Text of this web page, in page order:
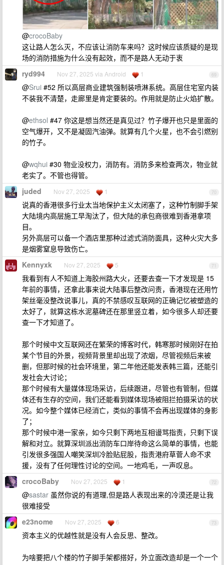
@crocoBaby
这让路人怎么灭，不应该让消防车来吗？这时候应该质疑的是现
场的消防措施为什么没有起效，而不是路人无动于衷
69
ryd994 Nov 27, 2025 via Android 1
@Srui #52 所以高层商业建筑强制装喷淋系统。高层住宅室内装
不装我不清楚，走廊里是肯定要装的。作用就是防止火焰扩散。
@ethsol #47 你这是想当然还是真见过？竹子爆开也只是里面的
空气爆开，又不是凝固汽油弹。就算有几个火星，也不会引燃别
的竹子。
@wqhui #30 物业没权力，消防有。消防多来检查两次，物业就
老实了。不管也得管。
70
juded Nov 27, 2025 1
说真的香港很多行业太当地保护主义太闭塞了，这种竹制脚手架
大陆境内高层施工早淘汰了，但大陆的承包商很难到香港拿项
目。
另外高层可以备一个酒店里那种过滤式消防面具，这种火灾大多
是烟雾窒息导致伤亡。
71
Kennyxk Nov 27, 2025 5
我看到有人不知道上海胶州路大火，还要去查一下才发现是 15
年前的事情，还拿此事来说大陆事后整改问责，香港现在还用竹
架丝毫没整改说事儿，真的不禁感叹互联网的正确记忆被塑造的
太好了，就算这栋水泥墓碑还在那里竖立着，如今很多人却还要
查一下才知道了。
那个时候中文互联网还在繁荣的博客时代，韩寒那时候刚好在拍
某个节目的外景，视频背景里却出现了浓烟，尽管视频后来被
删，但那时候的社会环境里，第二年他还能发表韩三篇，还能引
发社会大讨论；
那个时候有大量媒体现场采访，后续跟进，尽管也有管制，但媒
体还有生存的空间，我们还能看到媒体现场被阻拦拍摄采访的状
况。如今整个媒体已经消亡，类似的事情不会再出现媒体的身影
了；
那个时候中港一家亲，如今只剩下两地互相谩骂指责，只剩下误
解和对立。就算深圳派出消防车口岸待命这么简单的事情，也能
引发很多强国人嘲笑深圳冷脸贴屁股，指责港府草菅人命不求
援，没有了任何理性讨论的空间。一地鸡毛，一声叹息。
72
crocoBaby Nov 27, 2025 1
@sastar 虽然你说的有道理,但是路人表现出来的冷漠还是让我
很难接受
73
e23nome Nov 27, 2025 6
资本主义的优越性就是没有人会反思、整改。
为啥要把八个楼的竹子脚手架都搭好，外立面改造却是一个一个